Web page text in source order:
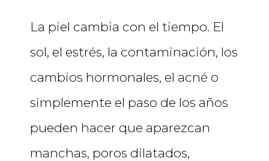
La piel cambia con el tiempo. El
sol, el estrés, la contaminación, los
cambios hormonales, el acné o
simplemente el paso de los años
pueden hacer que aparezcan
manchas, poros dilatados,